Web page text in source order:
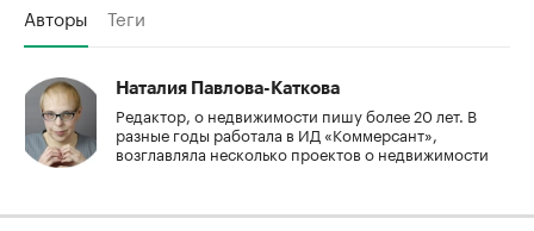
Авторы Теги
Наталия Павлова-Каткова
Редактор, о недвижимости пишу более 20 лет. В
разные годы работала в ИД «Коммерсант»,
возглавляла несколько проектов о недвижимости